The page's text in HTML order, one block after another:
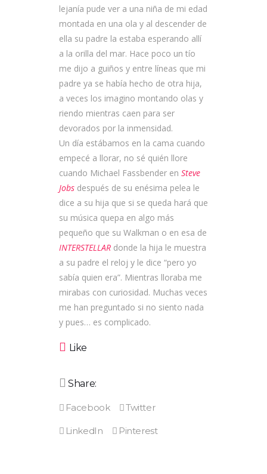
lejanía pude ver a una niña de mi edad
montada en una ola y al descender de
ella su padre la estaba esperando allí
a la orilla del mar. Hace poco un tío
me dijo a guiños y entre líneas que mi
padre ya se había hecho de otra hija,
a veces los imagino montando olas y
riendo mientras caen para ser
devorados por la inmensidad.
Un día estábamos en la cama cuando
empecé a llorar, no sé quién llore
cuando Michael Fassbender en Steve
Jobs después de su enésima pelea le
dice a su hija que si se queda hará que
su música quepa en algo más
pequeño que su Walkman o en esa de
INTERSTELLAR donde la hija le muestra
a su padre el reloj y le dice “pero yo
sabía quien era”. Mientras lloraba me
mirabas con curiosidad. Muchas veces
me han preguntado si no siento nada
y pues… es complicado.
Like
Share: